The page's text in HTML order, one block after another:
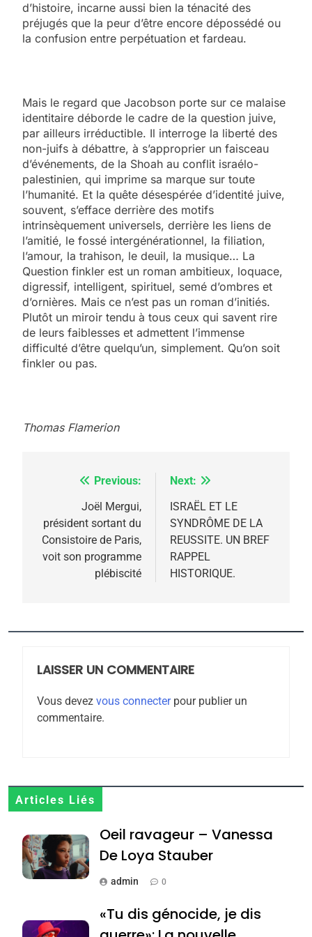
d’histoire, incarne aussi bien la ténacité des
préjugés que la peur d’être encore dépossédé ou
la confusion entre perpétuation et fardeau.
Mais le regard que Jacobson porte sur ce malaise
identitaire déborde le cadre de la question juive,
par ailleurs irréductible. Il interroge la liberté des
non-juifs à débattre, à s’approprier un faisceau
d’événements, de la Shoah au conflit israélo-
palestinien, qui imprime sa marque sur toute
l’humanité. Et la quête désespérée d’identité juive,
souvent, s’efface derrière des motifs
intrinsèquement universels, derrière les liens de
l’amitié, le fossé intergénérationnel, la filiation,
l’amour, la trahison, le deuil, la musique… La
Question finkler est un roman ambitieux, loquace,
digressif, intelligent, spirituel, semé d’ombres et
d’ornières. Mais ce n’est pas un roman d’initiés.
Plutôt un miroir tendu à tous ceux qui savent rire
de leurs faiblesses et admettent l’immense
difficulté d’être quelqu’un, simplement. Qu’on soit
finkler ou pas.
Thomas Flamerion
Navigation
l’article
Previous:
Joël Mergui,
président sortant du
Consistoire de Paris,
voit son programme
plébiscité
Next:
ISRAËL ET LE
SYNDRÔME DE LA
REUSSITE. UN BREF
RAPPEL
HISTORIQUE.
LAISSER UN COMMENTAIRE
Vous devez vous connecterpour publier un
commentaire.
Articles Liés
Oeil ravageur – Vanessa
De Loya Stauber
admin 0
«Tu dis génocide, je dis
2025, l’année la plus
rapport d’ADL contre
FRANCE ISRAÉL
6
Zrihen-Dvir
7
Jacques Hadida
JUDAISME
Maroc : Les amandes de
Tafraout, le miel de Tadla